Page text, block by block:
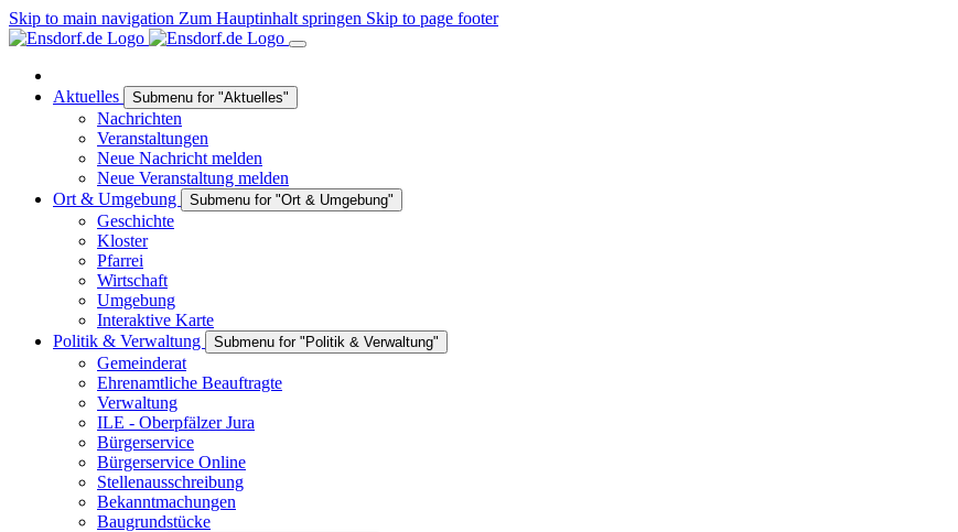
Skip to main navigation Zum Hauptinhalt springen Skip to page footer
Aktuelles Submenu for "Aktuelles"
Nachrichten
Veranstaltungen
Neue Nachricht melden
Neue Veranstaltung melden
Ort & Umgebung
Submenu for "Ort & Umgebung"
Geschichte
Kloster
Pfarrei
Wirtschaft
Umgebung
Interaktive Karte
Politik & Verwaltung
Submenu for "Politik & Verwaltung"
Gemeinderat
Ehrenamtliche Beauftragte
Verwaltung
ILE - Oberpfälzer Jura
Bürgerservice
Bürgerservice Online
Stellenausschreibung
Bekanntmachungen
Baugrundstücke